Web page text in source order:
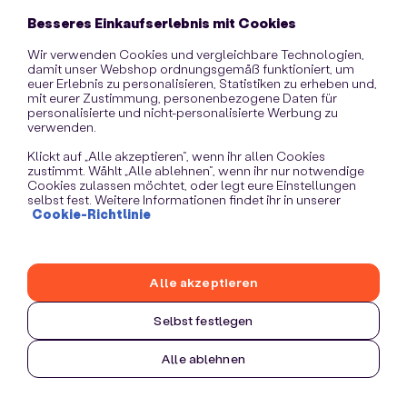
information).
Besseres Einkaufserlebnis mit Cookies
Wir verwenden Cookies und vergleichbare Technologien,
damit unser Webshop ordnungsgemäß funktioniert, um
euer Erlebnis zu personalisieren, Statistiken zu erheben und,
mit eurer Zustimmung, personenbezogene Daten für
personalisierte und nicht-personalisierte Werbung zu
verwenden.
Klickt auf „Alle akzeptieren“, wenn ihr allen Cookies
zustimmt. Wählt „Alle ablehnen“, wenn ihr nur notwendige
Cookies zulassen möchtet, oder legt eure Einstellungen
selbst fest. Weitere Informationen findet ihr in unserer
Cookie-Richtlinie
Selbst festlegen
Alle ablehnen
Alle akzeptieren